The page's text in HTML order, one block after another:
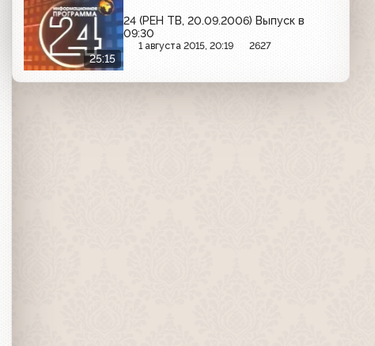
25:15
24 (РЕН ТВ, 20.09.2006) Выпуск в
09:30
1 августа 2015, 20:19 2627